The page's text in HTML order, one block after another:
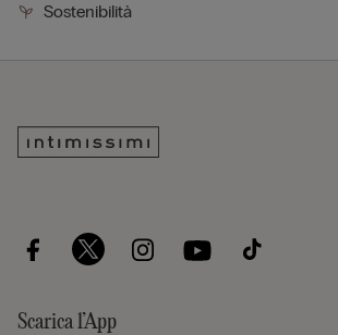
Sostenibilità
Scarica l’App